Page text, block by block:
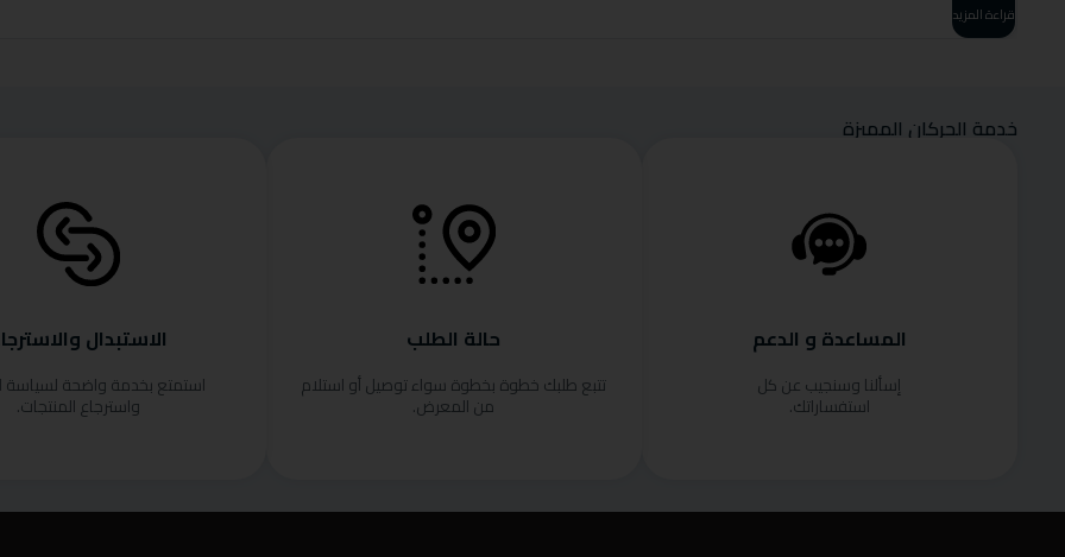
قراءة المزيد
خدمة الحركان المميزة
المساعدة و الدعم
إسألنا وسنجيب عن كل
استفساراتك.
حالة الطلب
تتبع طلبك خطوة بخطوة سواء توصيل أو استلام
من المعرض.
الاستبدال
استمتع بخدمة واضحة لسياسة
واسترجاع المنتجات.